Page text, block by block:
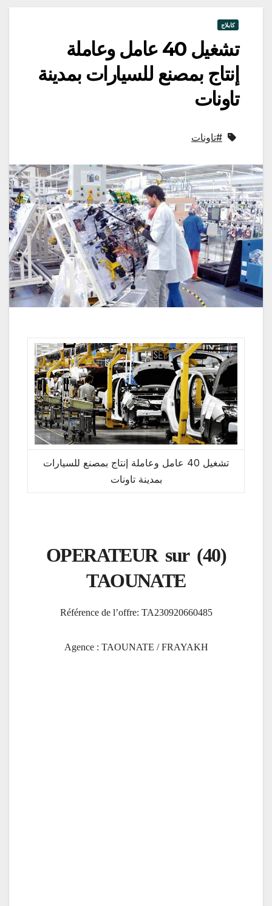
كابلاج
تشغيل 40 عامل وعاملة
إنتاج بمصنع للسيارات بمدينة
تاونات
#تاونات
تشغيل 40 عامل وعاملة إنتاج بمصنع للسيارات
بمدينة تاونات
(40) OPERATEUR sur
TAOUNATE
Référence de l’offre: TA230920660485
Agence : TAOUNATE / FRAYAKH